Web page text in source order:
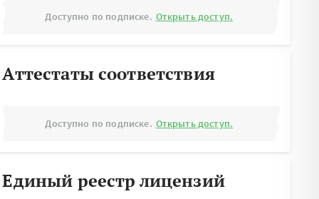
Доступно по подписке. Открыть доступ.
Аттестаты соответствия
Доступно по подписке. Открыть доступ.
Единый реестр лицензий